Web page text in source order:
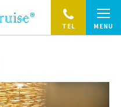
TEL MENU